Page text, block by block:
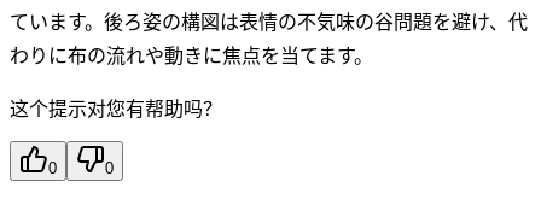
ています。後ろ姿の構図は表情の不気味の谷問題を避け、代
わりに布の流れや動きに焦点を当てます。
这个提示对您有帮助吗？
0 0